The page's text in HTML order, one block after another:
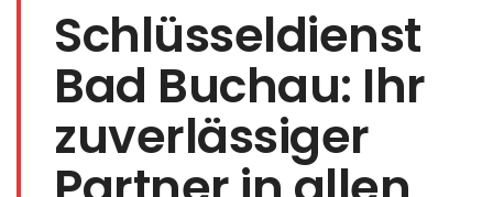
Schlüsseldienst
Bad Buchau: Ihr
zuverlässiger